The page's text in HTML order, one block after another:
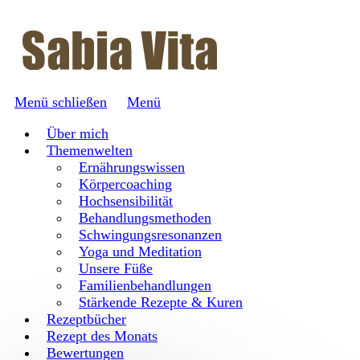
Menü schließen
Menü
Über mich
Themenwelten
Ernährungswissen
Körpercoaching
Hochsensibilität
Behandlungsmethoden
Schwingungsresonanzen
Yoga und Meditation
Unsere Füße
Familienbehandlungen
Stärkende Rezepte & Kuren
Rezeptbücher
Rezept des Monats
Bewertungen